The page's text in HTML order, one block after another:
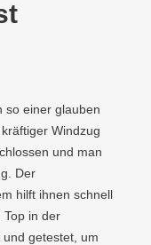
so einer glauben
Windzug
und man
Der
hilft ihnen schnell
Top in der
getestet, um